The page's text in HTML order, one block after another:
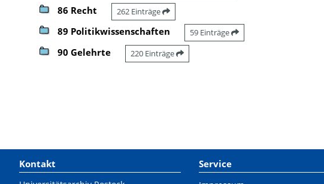
86 Recht 262 Einträge
89 Politikwissenschaften 59 Einträge
90 Gelehrte 220 Einträge
Kontakt Service